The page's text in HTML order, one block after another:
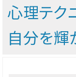
心理テク
自分を輝